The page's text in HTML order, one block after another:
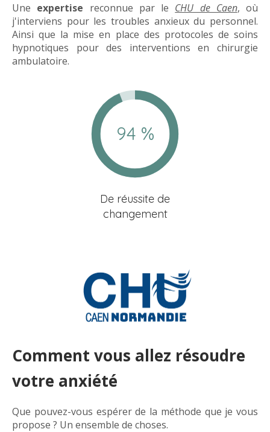
Une expertise reconnue par le CHU de Caen, où
j'interviens pour les troubles anxieux du personnel.
Ainsi que la mise en place des protocoles de soins
hypnotiques pour des interventions en chirurgie
ambulatoire.
94 %
De réussite de
changement
Comment vous allez résoudre
votre anxiété
Que pouvez-vous espérer de la méthode que je vous
propose ? Un ensemble de choses.